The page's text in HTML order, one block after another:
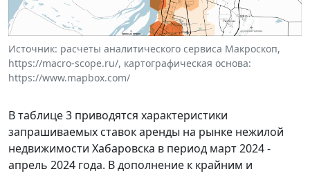
Источник: расчеты аналитического сервиса Макроскоп,
https://macro-scope.ru/, картографическая основа:
https://www.mapbox.com/
В таблице 3 приводятся характеристики
запрашиваемых ставок аренды на рынке нежилой
недвижимости Хабаровска в период март 2024 -
апрель 2024 года. В дополнение к крайним и